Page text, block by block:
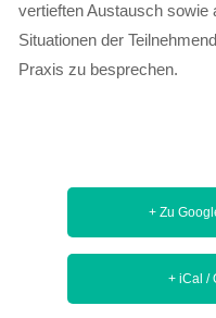
vertieften Austausch
Situationen der
Praxis zu besprechen.
+ Zu
+ iCal /